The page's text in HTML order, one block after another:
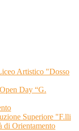
Artistico "Dosso
Day “G.
Superiore "F.lli
di Orientamento